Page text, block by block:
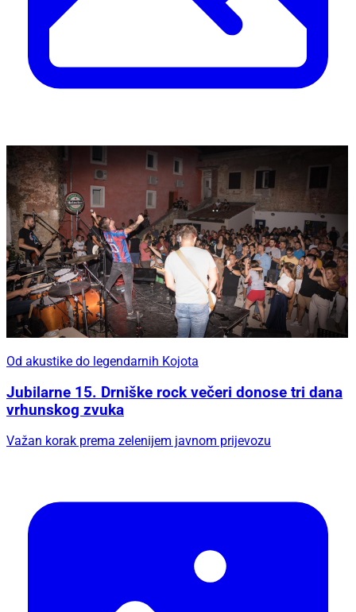
Od akustike do legendarnih Kojota
Jubilarne 15. Drniške rock večeri donose tri dana
vrhunskog zvuka
Važan korak prema zelenijem javnom prijevozu